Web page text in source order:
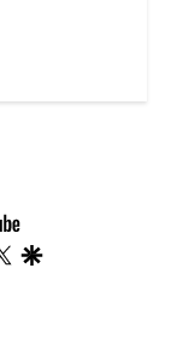
youtube-
footer
twitter